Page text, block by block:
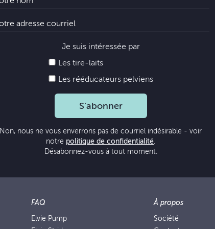
Je suis intéressée par
Les tire-laits
Les rééducateurs pelviens
S’abonner
Non, nous ne vous enverrons pas de courriel indésirable - voir
notre politique de confidentialité.
Désabonnez-vous à tout moment.
FAQ
Elvie Pump
À propos
Société